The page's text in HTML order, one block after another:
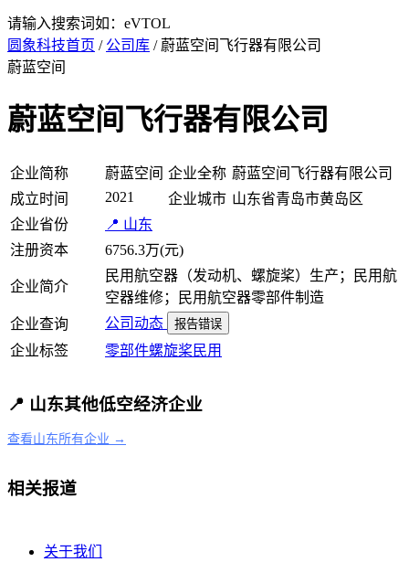
请输入搜索词如：eVTOL
圆象科技首页 / 公司库 / 蔚蓝空间飞行器有限公司
蔚蓝空间
蔚蓝空间飞行器有限公司
企业简称 蔚蓝空间 企业全称 蔚蓝空间飞行器有限公司
成立时间
2021 企业城市 山东省青岛市黄岛区
企业省份
📍 山东
注册资本
6756.3万(元)
企业简介
民用航空器（发动机、螺旋桨）生产；民用航
空器维修；民用航空器零部件制造
企业查询
公司动态 报告错误
企业标签 零部件螺旋桨 民用
📍 山东其他低空经济企业
查看山东所有企业 →
相关报道
关于我们